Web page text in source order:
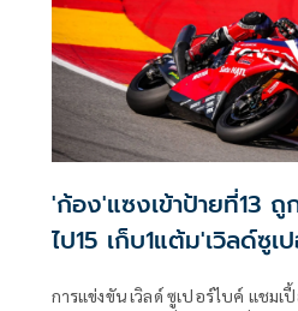
'ก้อง'แซงเข้าป้ายที่13
ไป15 เก็บ1แต้ม'เวิลด์ซูเ
การแข่งขัน เวิลด์ ซูเปอร์ไบค์ แชม